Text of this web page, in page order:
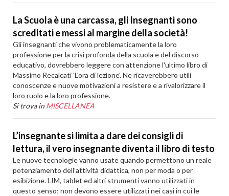
La Scuola è una carcassa, gli Insegnanti sono
screditati e messi al margine della società!
Gli insegnanti che vivono problematicamente la loro
professione per la crisi profonda della scuola e del discorso
educativo, dovrebbero leggere con attenzione l'ultimo libro di
Massimo Recalcati 'L'ora di lezione'. Ne ricaverebbero utili
conoscenze e nuove motivazioni a resistere e a rivalorizzare il
loro ruolo e la loro professione.
Si trova in MISCELLANEA
L’insegnante si limita a dare dei consigli di
lettura, il vero insegnante diventa il libro di testo
Le nuove tecnologie vanno usate quando permettono un reale
potenziamento dell’attività didattica, non per moda o per
esibizione. LIM, tablet ed altri strumenti vanno utilizzati in
questo senso; non devono essere utilizzati nei casi in cui le